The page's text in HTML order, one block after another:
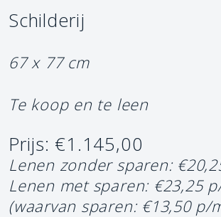
Schilderij
67 x 77 cm
Te koop en te leen
Prijs: €1.145,00
Lenen zonder sparen:
Lenen met sparen: €23,25
(waarvan sparen: €13,50 p/